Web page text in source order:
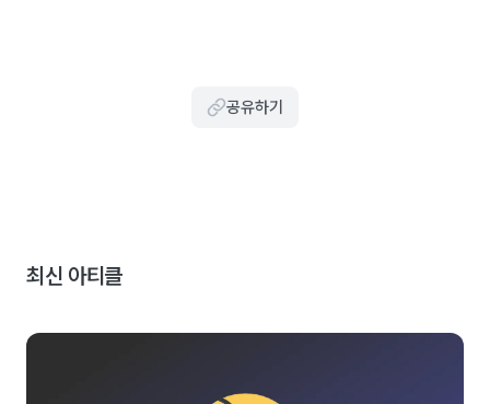
공유하기
최신 아티클